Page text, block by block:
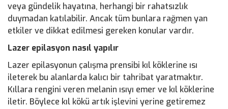
veya gündelik hayatına, herhangi bir rahatsızlık
duymadan katılabilir. Ancak tüm bunlara rağmen yan
etkiler ve dikkat edilmesi gereken konular vardır.
Lazer epilasyon nasıl yapılır
Lazer epilasyonun çalışma prensibi kıl köklerine ısı
ileterek bu alanlarda kalıcı bir tahribat yaratmaktır.
Kıllara rengini veren melanin ısıyı emer ve kıl köklerine
iletir. Böylece kıl kökü artık işlevini yerine getiremez